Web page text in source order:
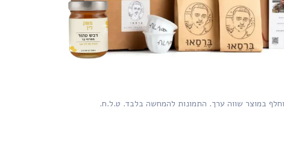
במוצר שווה ערך. התמונות להמחשה בלבד. ט.ל.ח.